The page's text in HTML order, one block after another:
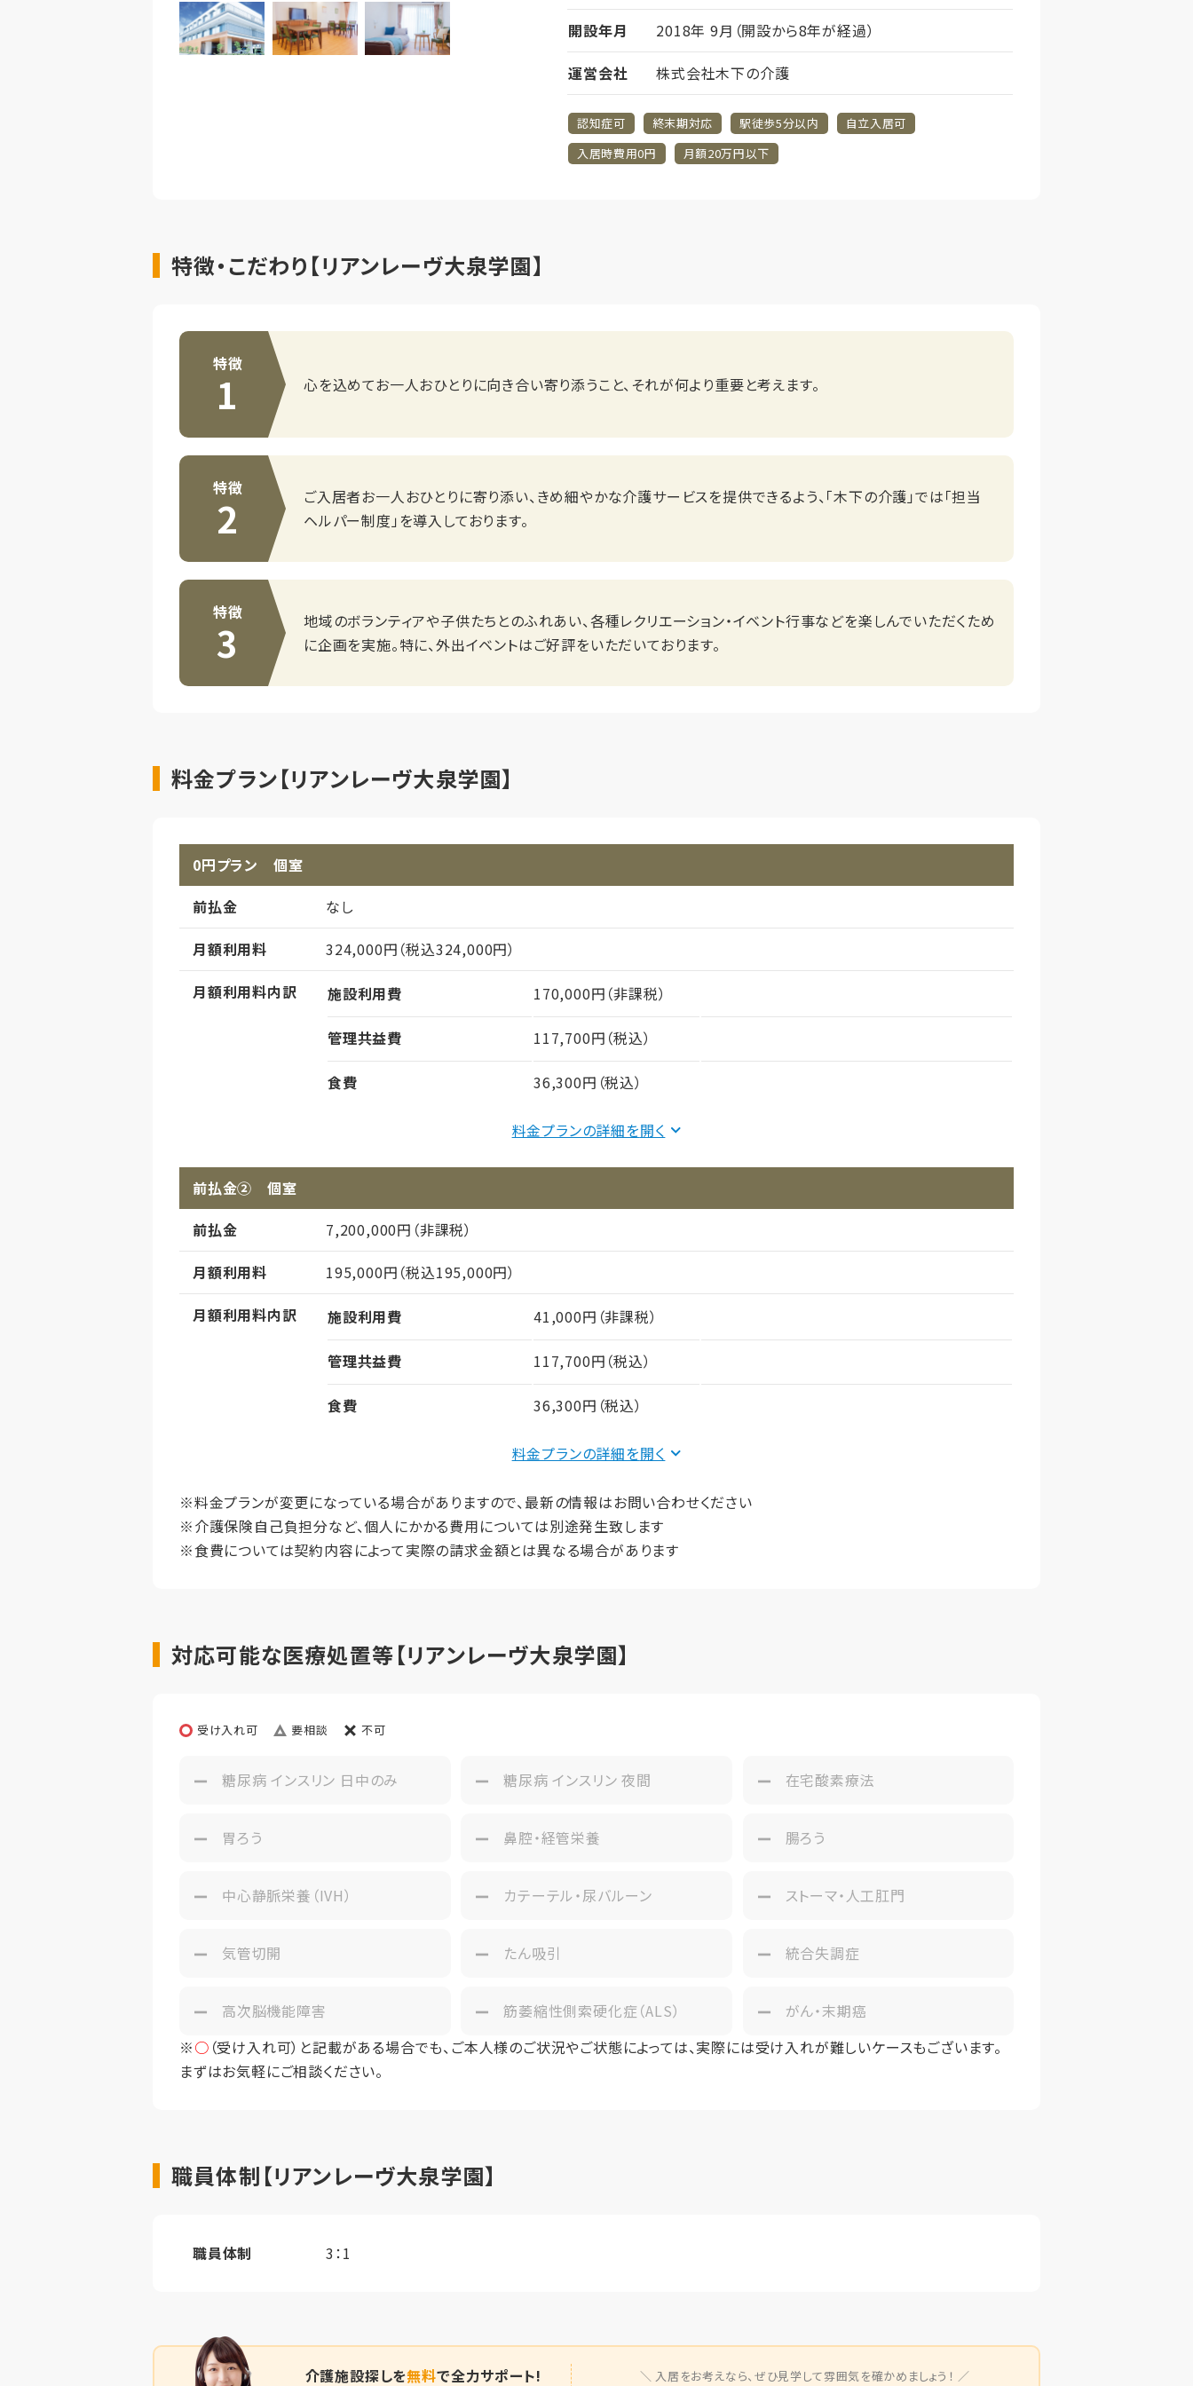
開設年月
2018年 9月（開設から8年が経過）
運営会社
株式会社木下の介護
認知症可 終末期対応 駅徒歩5分以内
自立入居可
入居時費用0円
月額20万円以下
特徴・こだわり【リアンレーヴ大泉学園】
特徴
1 心を込めてお一人おひとりに向き合い寄り添うこと、それが何より重要と考えます。
特徴
2
ご入居者お一人おひとりに寄り添い、きめ細やかな介護サービスを提供できるよう、「木下の介護」では「担当
ヘルパー制度」を導入しております。
特徴
3
地域のボランティアや子供たちとのふれあい、各種レクリエーション・イベント行事などを楽しんでいただくため
に企画を実施。特に、外出イベントはご好評をいただいております。
料金プラン【リアンレーヴ大泉学園】
0円プラン 個室
前払金
なし
月額利用料
324,000円（税込324,000円）
月額利用料内訳
施設利用費 170,000円（非課税）
管理共益費 117,700円（税込）
食費 36,300円（税込）
想定居住期間（償却年月数）
居室タイプ
料金プランの詳細を
前払金② 個室
前払金
7,200,000円（非課税）
月額利用料
195,000円（税込195,000円）
月額利用料内訳
施設利用費 41,000円（非課税）
管理共益費 117,700円（税込）
食費 36,300円（税込）
想定居住期間（償却年月数）
その他事項 居室タイプ 完全個室
料金プランの詳細を
※料金プランが変更になっている場合がありますので、最新の情報はお問い合わせください
※介護保険自己負担分など、個人にかかる費用については別途発生致します
※食費については契約内容によって実際の請求金額とは異なる場合があります
対応可能な医療処置等【リアンレーヴ大泉学園】
受け入れ可 要相談 不可
糖尿病 インスリン 日中のみ 糖尿病 インスリン 夜間 在宅酸素療法
胃ろう 鼻腔・経管栄養 腸ろう
中心静脈栄養（IVH） カテーテル・尿バルーン ストーマ・人工肛門
気管切開 たん吸引 統合失調症
高次脳機能障害 筋萎縮性側索硬化症（ALS）
がん・末期癌
※○ （受け入れ可）と記載がある場合でも、ご本人様のご状況やご状態によっては、実際には受け入れが難しいケースもございます。
まずはお気軽にご相談ください。
職員体制【リアンレーヴ大泉学園】
職員体制 3：1
介護施設探しを無料で全力サポート! 入居をお考えなら、ぜひ見学して雰囲気を確かめましょう！